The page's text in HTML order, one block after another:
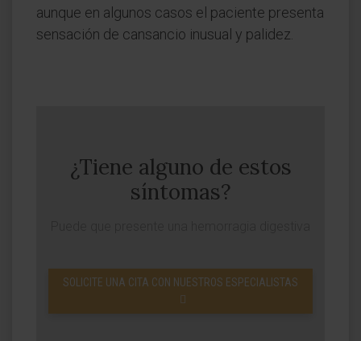
aunque en algunos casos el paciente presenta
sensación de cansancio inusual y palidez.
¿Tiene alguno de estos
síntomas?
SOLICITE UNA CITA CON NUESTROS ESPECIALISTAS